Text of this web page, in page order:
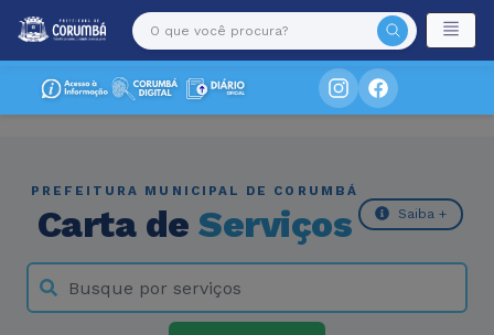
PREFEITURA MUNICIPAL DE CORUMBÁ
Carta de Serviços Saiba +